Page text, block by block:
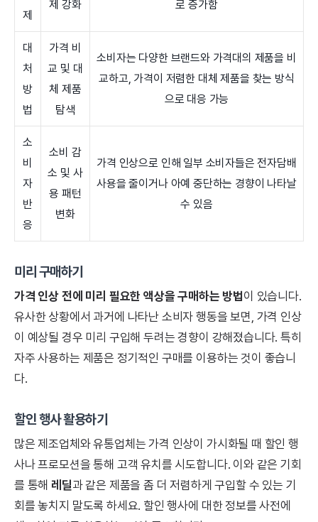
제
제 강화
로 증가함
대
처
방
법
가격 비
교 및 대
체 제품
탐색
소비자는 다양한 브랜드와 가격대의 제품을 비
교하고, 가격이 저렴한 대체 제품을 찾는 방식
으로 대응 가능
소
비
자
반
응
소비 감
소 및 사
용 패턴
변화
가격 인상으로 인해 일부 소비자들은 전자담배
사용을 줄이거나 아예 중단하는 경향이 나타날
수 있음
미리 구매하기
가격 인상 전에 미리 필요한 액상을 구매하는 방법이 있습니다.
유사한 상황에서 과거에 나타난 소비자 행동을 보면, 가격 인상
이 예상될 경우 미리 구입해 두려는 경향이 강해졌습니다. 특히
자주 사용하는 제품은 정기적인 구매를 이용하는 것이 좋습니
다.
할인 행사 활용하기
많은 제조업체와 유통업체는 가격 인상이 가시화될 때 할인 행
사나 프로모션을 통해 고객 유치를 시도합니다. 이와 같은 기회
를 통해 레딜과 같은 제품을 좀 더 저렴하게 구입할 수 있는 기
회를 놓치지 말도록 하세요. 할인 행사에 대한 정보를 사전에